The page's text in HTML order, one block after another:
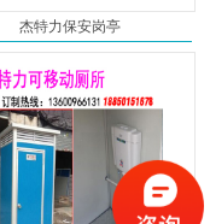
杰特力保安岗亭